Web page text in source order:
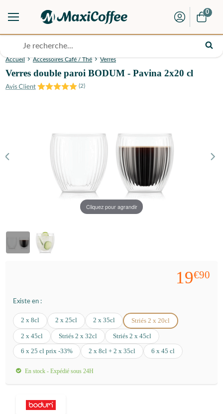
0
Accueil Accessoires Café / Thé Verres
Verres double paroi BODUM - Pavina 2x20 cl
(2)
Cliquez pour agrandir
19€90
Existe en :
2 x 8cl 2 x 25cl 2 x 35cl Striés 2 x 20cl
2 x 45cl Striés 2 x 32cl
Striés 2 x 45cl
6 x 25 cl prix -33%
2 x 8cl + 2 x 35cl 6 x 45 cl
En stock - Expédié sous 24H